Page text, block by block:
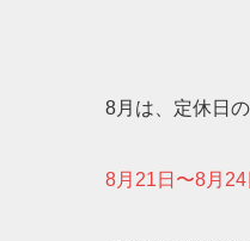
8月は、定休日
8月21日〜8月24